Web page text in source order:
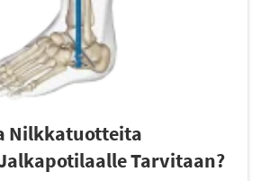
Nilkkatuotteita
Tarvitaan?